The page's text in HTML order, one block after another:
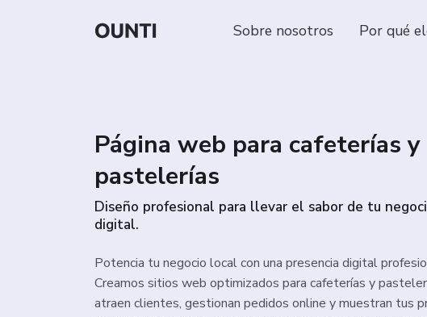
Sobre nosotros Por qué
Página web para cafeterías y
pastelerías
Diseño profesional para llevar el sabor de tu
digital.
Potencia tu negocio local con una presencia digital
Creamos sitios web optimizados para cafeterías y
atraen clientes, gestionan pedidos online y muestran tus